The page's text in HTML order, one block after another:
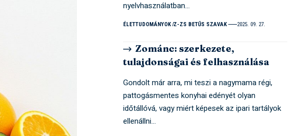
nyelvhasználatban…
ÉLETTUDOMÁNYOK Z-ZS BETŰS SZAVAK 2025. 09. 27.
Zománc: szerkezete,
tulajdonságai és felhasználása
Gondolt már arra, mi teszi a nagymama régi,
pattogásmentes konyhai edényét olyan
időtállóvá, vagy miért képesek az ipari tartályok
ellenállni…